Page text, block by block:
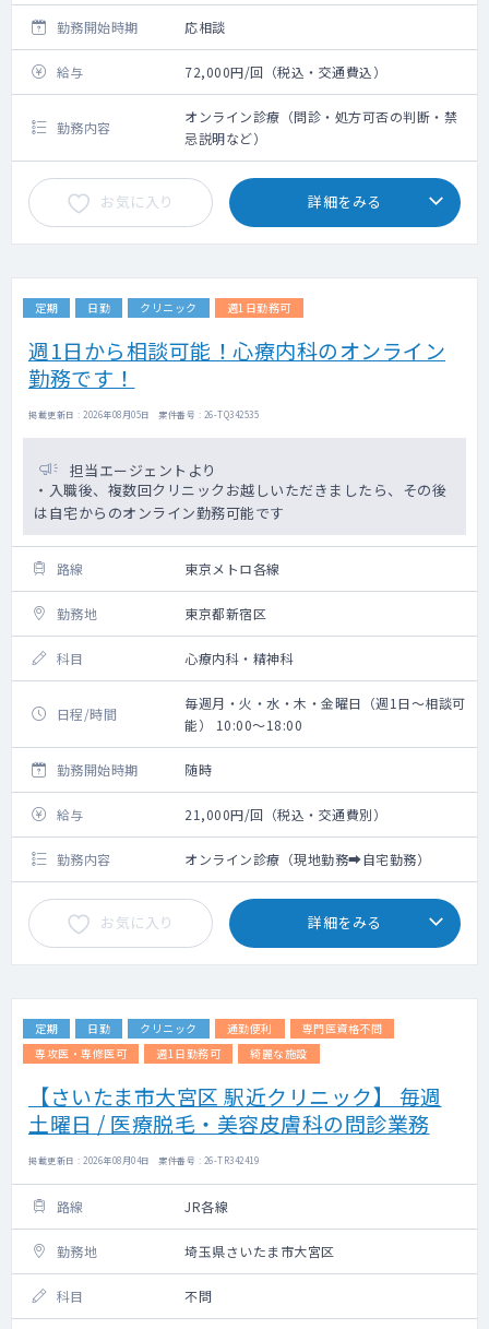
勤務開始時期 応相談
給与 72,000円/回（税込・交通費込）
勤務内容
オンライン診療（問診・処方可否の判断・禁
忌説明など）
お気に入り 詳細をみる
定期 日勤 クリニック 週1日勤務可
週1日から相談可能！心療内科のオンライン
勤務です！
掲載更新日 : 2026年08月05日 案件番号 : 26-TQ342535
担当エージェントより
・入職後、複数回クリニックお越しいただきましたら、その後
は自宅からのオンライン勤務可能です
路線 東京メトロ各線
勤務地 東京都新宿区
科目 心療内科・精神科
日程/時間
毎週月・火・水・木・金曜日（週1日～相談可
能） 10:00～18:00
勤務開始時期 随時
給与 21,000円/回（税込・交通費別）
勤務内容 オンライン診療（現地勤務➡自宅勤務）
お気に入り 詳細をみる
定期 日勤 クリニック 通勤便利
専門医資格不問
専攻医・専修医可
週1日勤務可 綺麗な施設
【さいたま市大宮区 駅近クリニック】 毎週
土曜日 / 医療脱毛・美容皮膚科の問診業務
掲載更新日 : 2026年08月04日 案件番号 : 26-TR342419
路線 JR各線
勤務地 埼玉県さいたま市大宮区
科目 不問